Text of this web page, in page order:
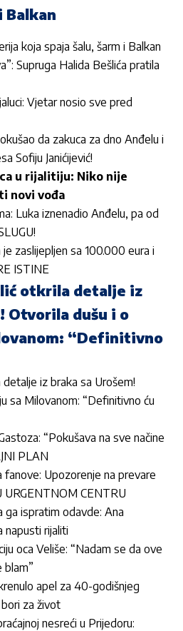
Balkan
koja spaja šalu, šarm i Balkan
Supruga Halida Bešlića pratila
Vjetar nosio sve pred
da zakuca za dno Anđelu i
Sofiju Janićijević!
u rijalitiju: Niko nije
novi vođa
Luka iznenadio Anđelu, pa od
zaslijepljen sa 100.000 eura i
ISTINE
otkrila detalje iz
Otvorila dušu i o
“Definitivno
iz braka sa Urošem!
sa Milovanom: “Definitivno ću
“Pokušava na sve načine
PLAN
fanove: Upozorenje na prevare
URGENTNOM CENTRU
ga ispratim odavde: Ana
napusti rijaliti
oca Veliše: “Nadam se da ove
blam”
apel za 40-godišnjeg
za život
nesreći u Prijedoru: